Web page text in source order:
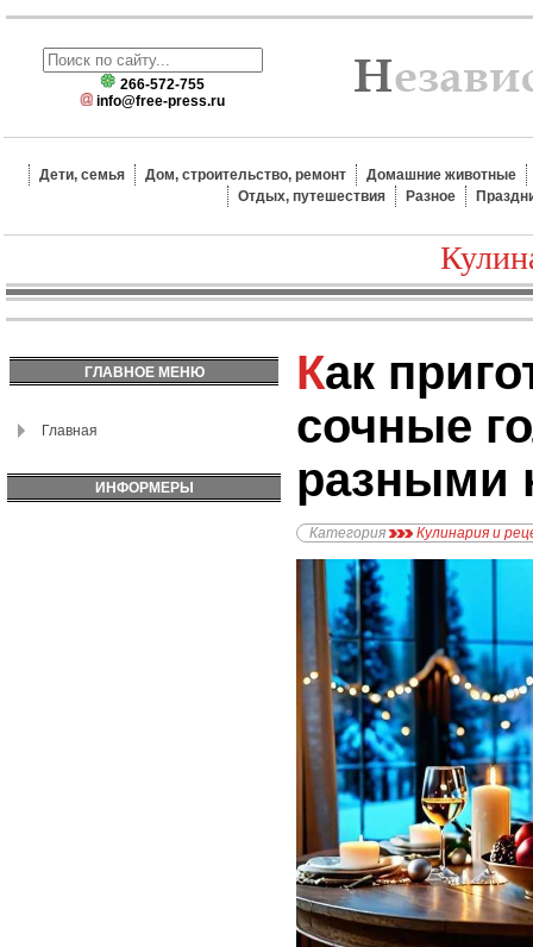
266-572-755
info@free-press.ru
Дети, семья Дом, строительство, ремонт
Домашние животные
Отдых, путешествия
Разное
ГЛАВНОЕ МЕНЮ
Главная
ИНФОРМЕРЫ
Как приготовить
сочные
разными
Категория Кулинария и